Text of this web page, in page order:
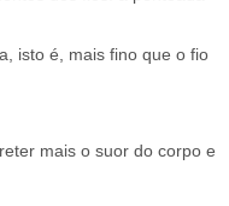
isto é, mais fino que o fio
mais o suor do corpo e